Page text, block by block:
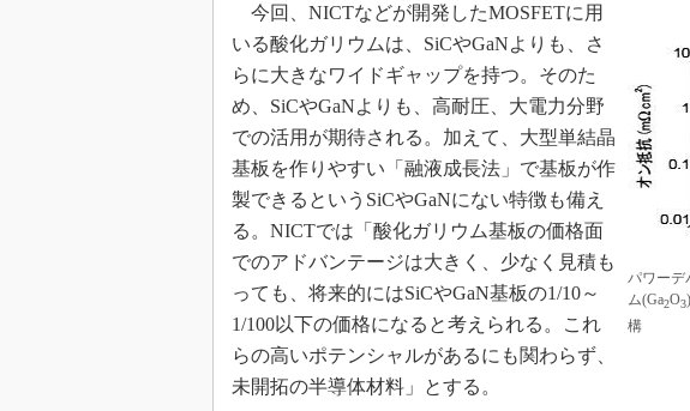
パワーデ
ム(Ga2O3
構
今回、NICTなどが開発したMOSFETに用
いる酸化ガリウムは、SiCやGaNよりも、さ
らに大きなワイドギャップを持つ。そのた
め、SiCやGaNよりも、高耐圧、大電力分野
での活用が期待される。加えて、大型単結晶
基板を作りやすい「融液成長法」で基板が作
製できるというSiCやGaNにない特徴も備え
る。NICTでは「酸化ガリウム基板の価格面
でのアドバンテージは大きく、少なく見積も
っても、将来的にはSiCやGaN基板の1/10～
1/100以下の価格になると考えられる。これ
らの高いポテンシャルがあるにも関わらず、
未開拓の半導体材料」とする。